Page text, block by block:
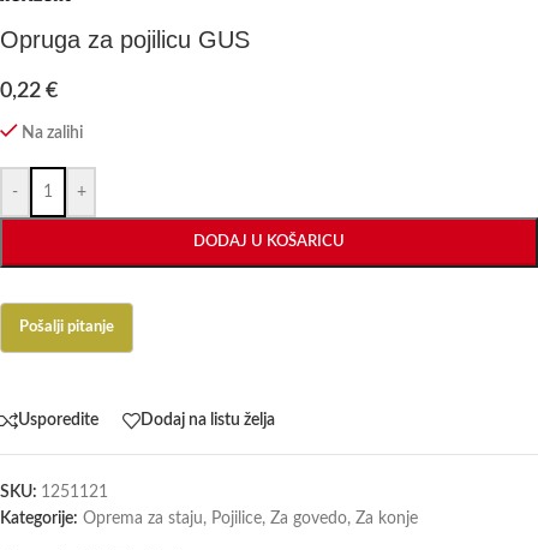
Opruga za pojilicu GUS
0,22 €
Na zalihi
- +
DODAJ U KOŠARICU
Usporedite Dodaj na listu želja
SKU: 1251121
Kategorije: Oprema za staju, Pojilice, Za govedo, Za konje